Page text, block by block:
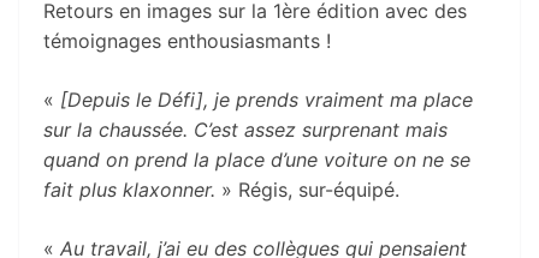
Retours en images sur la 1ère édition avec des
témoignages enthousiasmants !
« [Depuis le Défi], je prends vraiment ma place
sur la chaussée. C’est assez surprenant mais
quand on prend la place d’une voiture on ne se
fait plus klaxonner. » Régis, sur-équipé.
« Au travail, j’ai eu des collègues qui pensaient